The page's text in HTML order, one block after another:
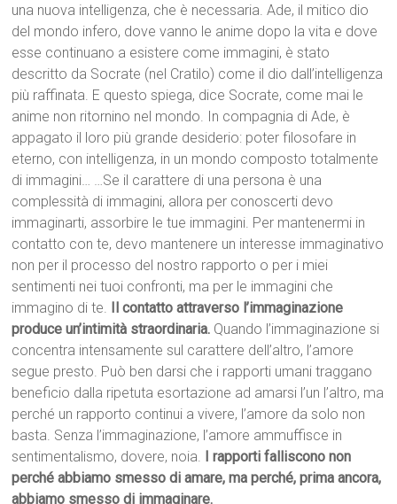
una nuova intelligenza, che è necessaria. Ade, il mitico dio
del mondo infero, dove vanno le anime dopo la vita e dove
esse continuano a esistere come immagini, è stato
descritto da Socrate (nel Cratilo) come il dio dall’intelligenza
più raffinata. E questo spiega, dice Socrate, come mai le
anime non ritornino nel mondo. In compagnia di Ade, è
appagato il loro più grande desiderio: poter filosofare in
eterno, con intelligenza, in un mondo composto totalmente
di immagini… …Se il carattere di una persona è una
complessità di immagini, allora per conoscerti devo
immaginarti, assorbire le tue immagini. Per mantenermi in
contatto con te, devo mantenere un interesse immaginativo
non per il processo del nostro rapporto o per i miei
sentimenti nei tuoi confronti, ma per le immagini che
immagino di te. Il contatto attraverso l’immaginazione
produce un’intimità straordinaria. Quando l’immaginazione si
concentra intensamente sul carattere dell’altro, l’amore
segue presto. Può ben darsi che i rapporti umani traggano
beneficio dalla ripetuta esortazione ad amarsi l’un l’altro, ma
perché un rapporto continui a vivere, l’amore da solo non
basta. Senza l’immaginazione, l’amore ammuffisce in
sentimentalismo, dovere, noia. I rapporti falliscono non
perché abbiamo smesso di amare, ma perché, prima ancora,
abbiamo smesso di immaginare.